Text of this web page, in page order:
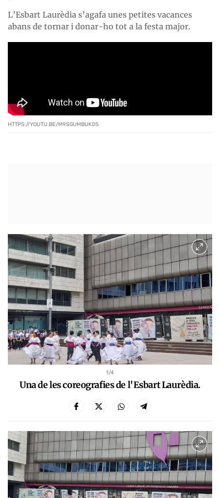
L’Esbart Laurèdia s’agafa unes petites vacances
abans de tornar i donar-ho tot a la festa major.
HTTPS://YOUTU.BE/M9SGUMBUK0S
1/4
Una de les coreografies de l'Esbart Laurèdia.